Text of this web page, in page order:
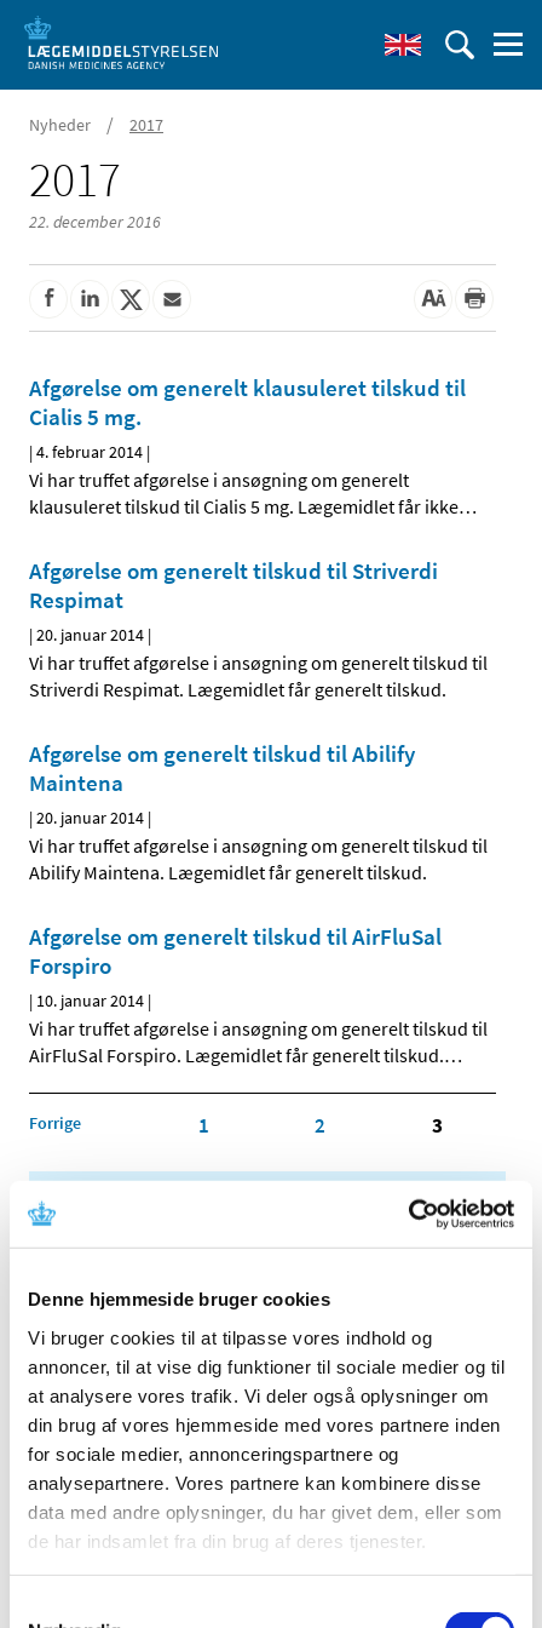
Denne hjemmeside bruger cookies
Vi bruger cookies til at tilpasse vores indhold og
annoncer, til at vise dig funktioner til sociale medier og til
at analysere vores trafik. Vi deler også oplysninger om
din brug af vores hjemmeside med vores partnere inden
for sociale medier, annonceringspartnere og
analysepartnere. Vores partnere kan kombinere disse
data med andre oplysninger, du har givet dem, eller som
de har indsamlet fra din brug af deres tjenester.
Nyheder / 2017
2017
22. december 2016
Afgørelse om generelt klausuleret tilskud til
Cialis 5 mg.
|4. februar 2014 |
Vi har truffet afgørelse i ansøgning om generelt
klausuleret tilskud til Cialis 5 mg. Lægemidlet får ikke…
Afgørelse om generelt tilskud til Striverdi
Respimat
|20. januar 2014 |
Vi har truffet afgørelse i ansøgning om generelt tilskud til
Striverdi Respimat. Lægemidlet får generelt tilskud.
Afgørelse om generelt tilskud til Abilify
Maintena
|20. januar 2014 |
Vi har truffet afgørelse i ansøgning om generelt tilskud til
Abilify Maintena. Lægemidlet får generelt tilskud.
Afgørelse om generelt tilskud til AirFluSal
Forspiro
| 10. januar 2014 |
Vi har truffet afgørelse i ansøgning om generelt tilskud til
AirFluSal Forspiro. Lægemidlet får generelt tilskud.…
Forrige 1 2 3
Alle (2506)
TID
2024 (224)
2023 (195)
2022 (197)
2021 (516)
2020 (263)
2019 (159)